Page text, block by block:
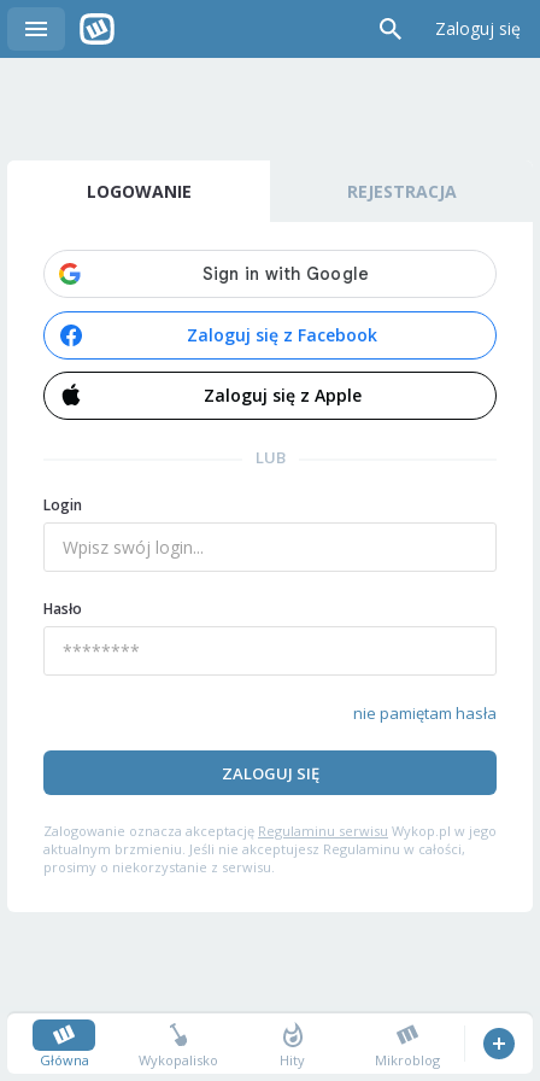
Zaloguj się
LOGOWANIE REJESTRACJA
Zaloguj się z Facebook
Zaloguj się z Apple
LUB
Login
Hasło
nie pamiętam hasła
ZALOGUJ SIĘ
Zalogowanie oznacza akceptację Regulaminu serwisu Wykop.pl w jego
aktualnym brzmieniu. Jeśli nie akceptujesz Regulaminu w całości,
prosimy o niekorzystanie z serwisu.
Główna Wykopalisko Hity Mikroblog